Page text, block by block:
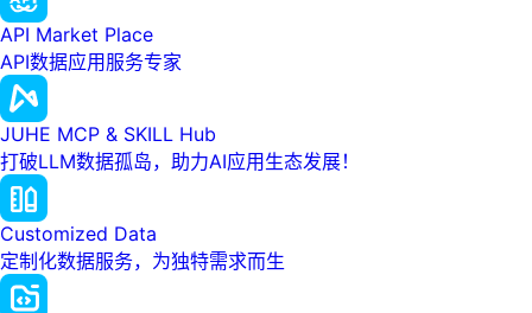
API Market Place
API数据应用服务专家
JUHE MCP & SKILL Hub
打破LLM数据孤岛，助力AI应用生态发展！
Customized Data
定制化数据服务，为独特需求而生